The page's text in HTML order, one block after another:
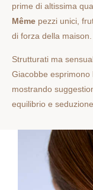
prime di altissima
Même pezzi unici,
di forza della maison.
Strutturati ma
Giacobbe esprimono
mostrando
equilibrio e seduzione.